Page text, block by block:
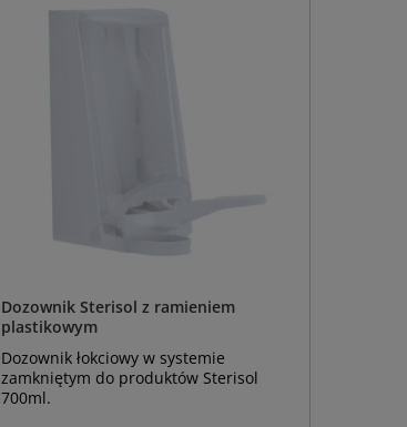
Dozownik Sterisol z ramieniem
plastikowym
Dozownik łokciowy w systemie
zamkniętym do produktów Sterisol
700ml.